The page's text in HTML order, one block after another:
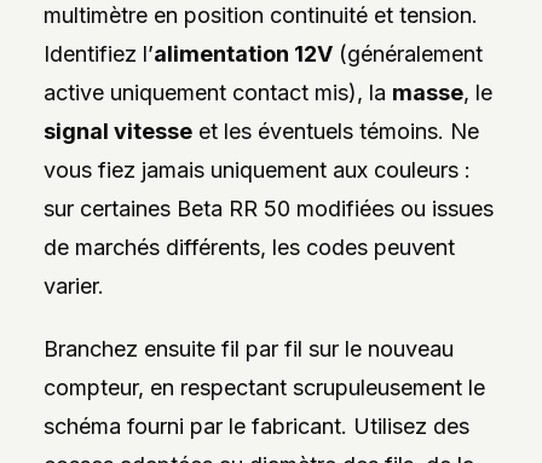
multimètre en position continuité et tension.
Identifiez l’alimentation 12V(généralement
active uniquement contact mis), la masse, le
signal vitesseet les éventuels témoins. Ne
vous fiez jamais uniquement aux couleurs :
sur certaines Beta RR 50 modifiées ou issues
de marchés différents, les codes peuvent
varier.
Branchez ensuite fil par fil sur le nouveau
compteur, en respectant scrupuleusement le
schéma fourni par le fabricant. Utilisez des